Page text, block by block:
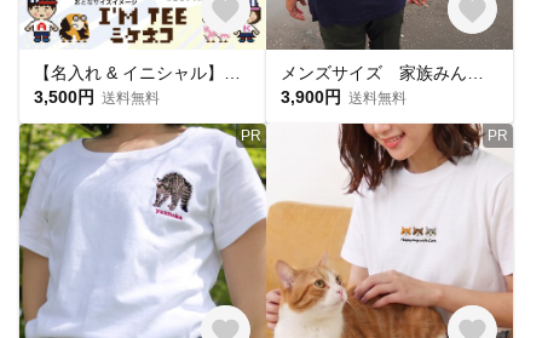
3,500円 送料無料
3,900円 送料無料
PR PR